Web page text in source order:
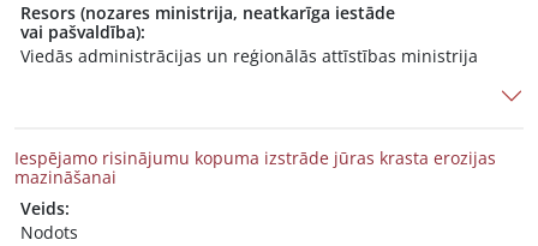
Resors (nozares ministrija, neatkarīga iestāde
vai pašvaldība):
Viedās administrācijas un reģionālās attīstības ministrija
Iespējamo risinājumu kopuma izstrāde jūras krasta erozijas
mazināšanai
Veids:
Nodots